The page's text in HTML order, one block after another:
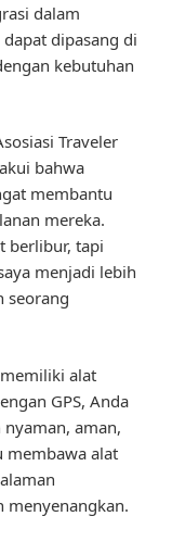
dalam
dipasang di
kebutuhan
Traveler
bahwa
membantu
mereka.
berlibur, tapi
menjadi lebih
seorang
alat
GPS, Anda
aman,
membawa alat
menyenangkan.